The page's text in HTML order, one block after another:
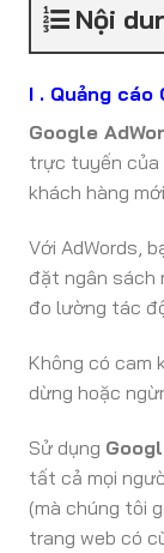
Nội
I . Quảng
Google
trực tuyến của
khách hàng
Với AdWords,
đặt ngân sách
đo lường tác
Không có cam
dừng hoặc
Sử dụng
tất cả mọi
(mà chúng tôi
trang web có